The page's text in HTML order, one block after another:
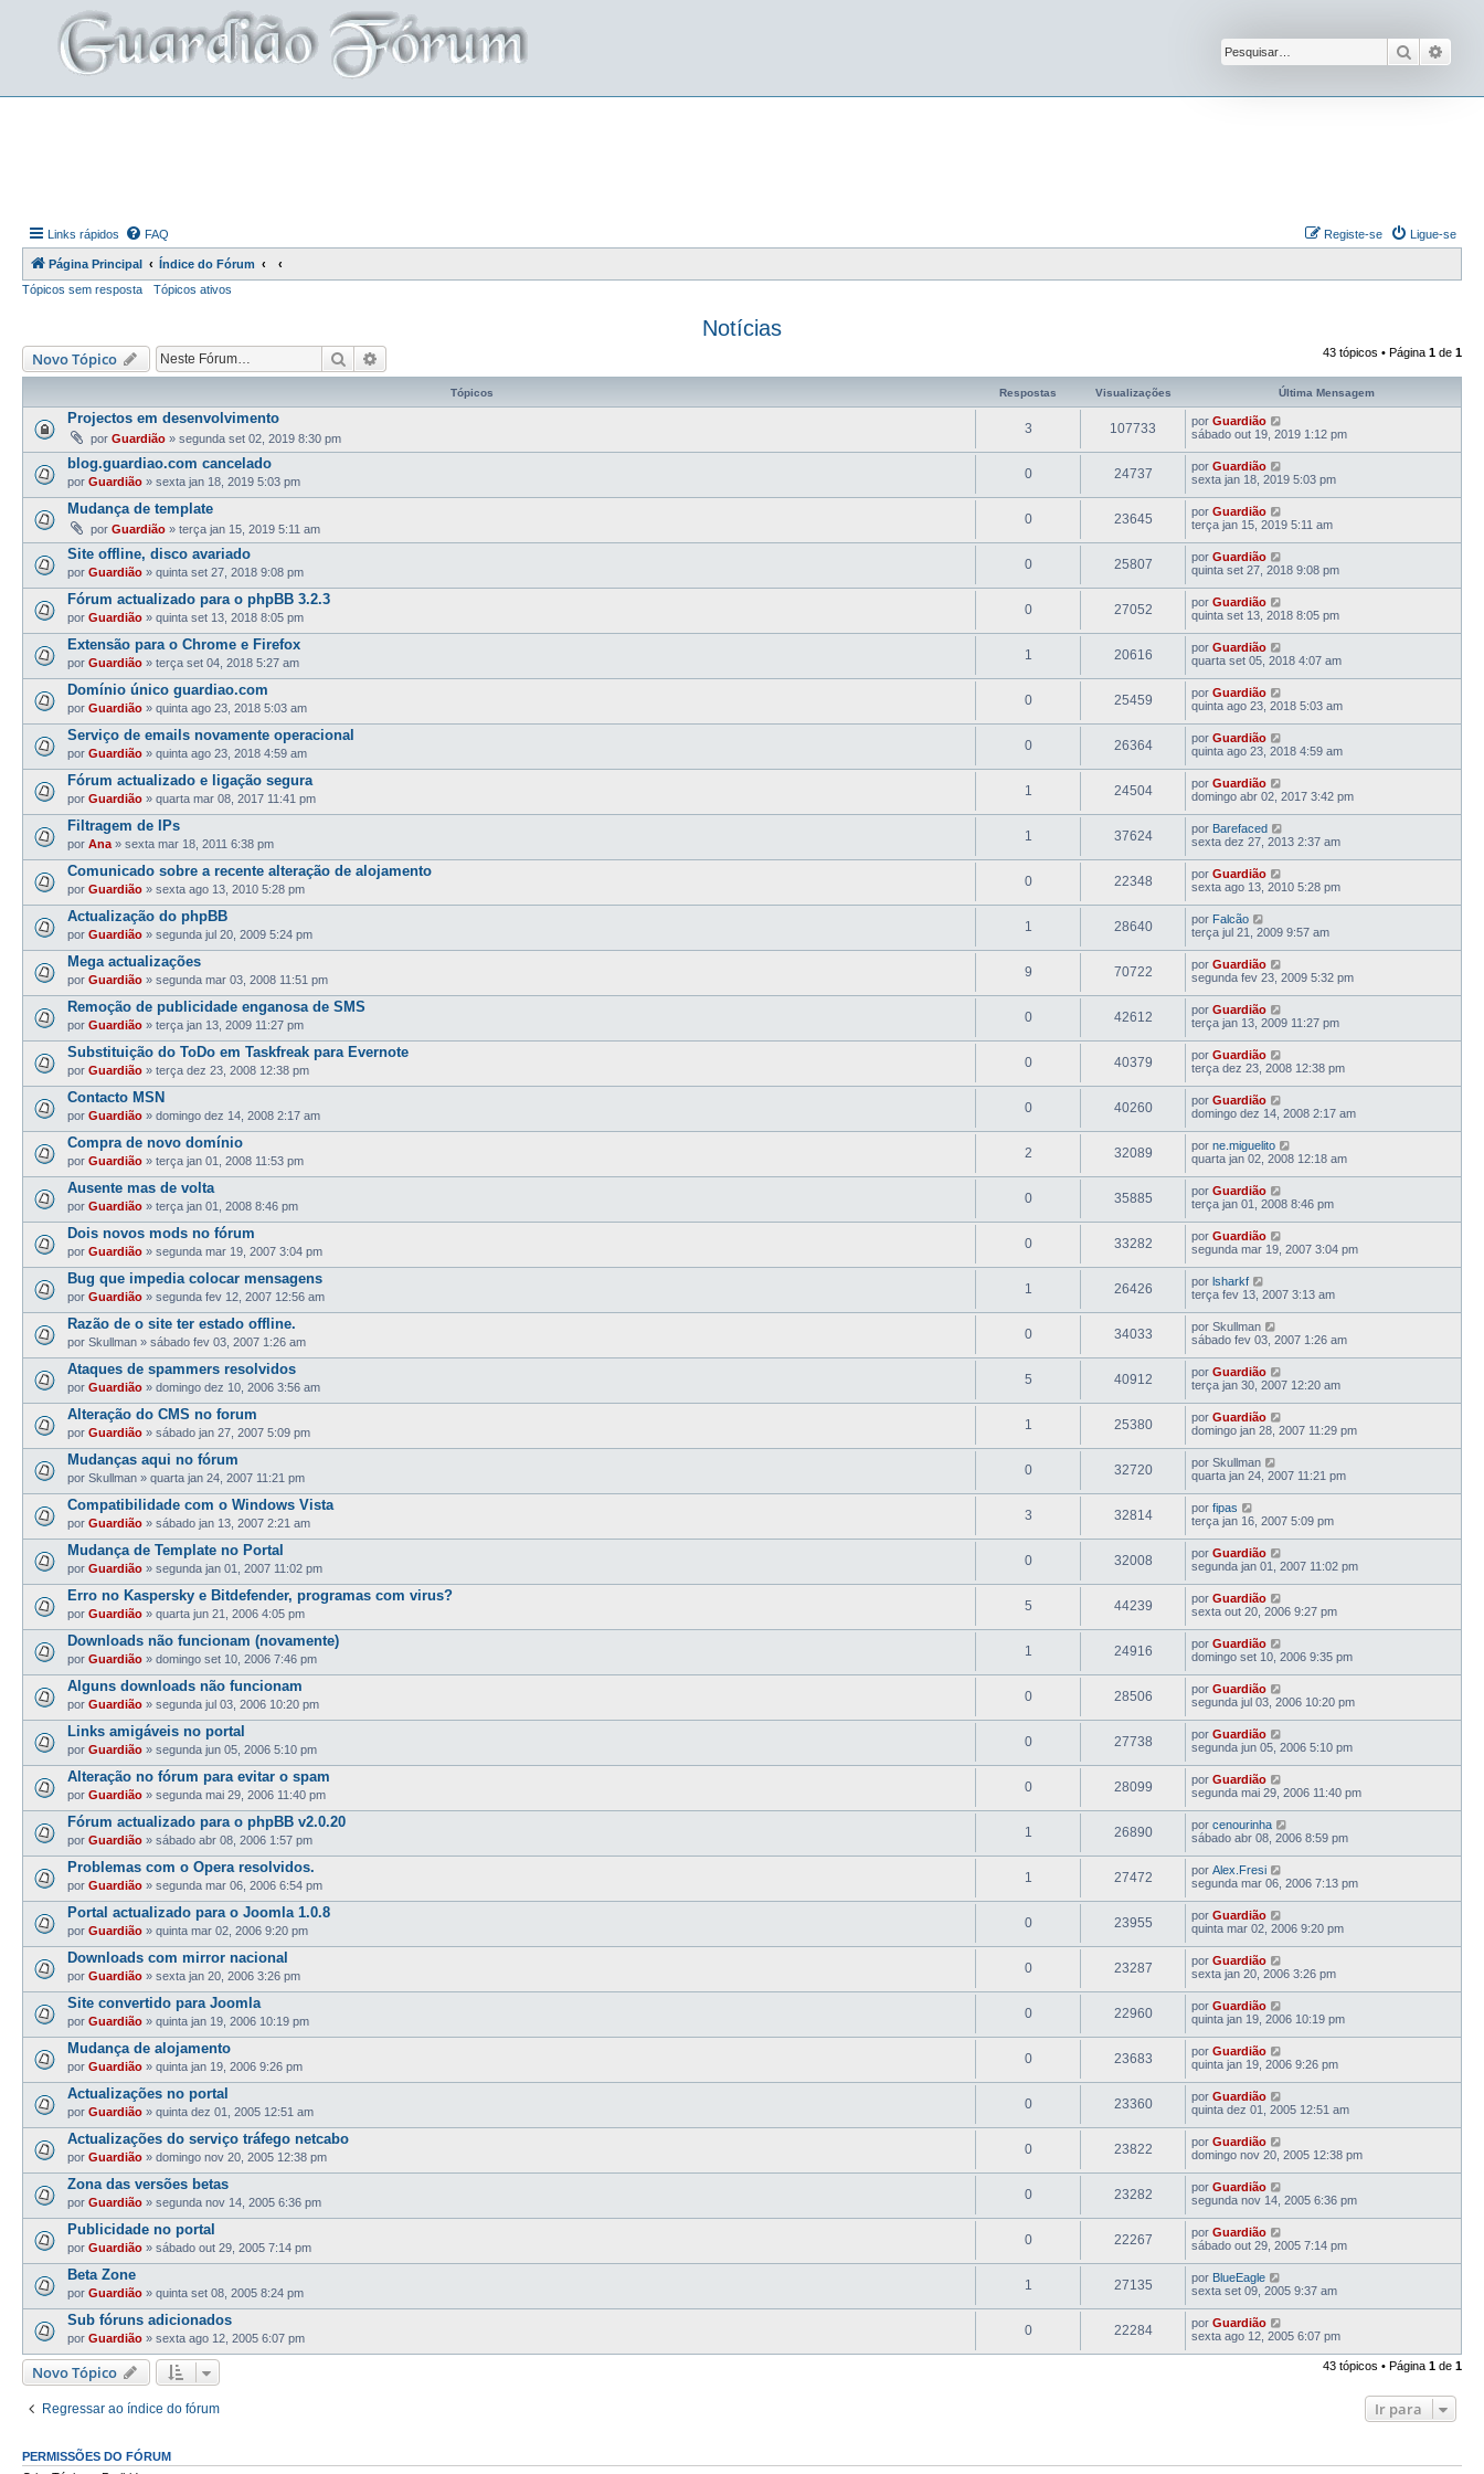
Pesquisar
Links rápidos FAQ Ligue-se
Registe-se
Página Principal
Índice do Fórum
Tópicos sem resposta
Tópicos ativos
Notícias
Novo Tópico Pesquisar 43 tópicos • Página 1 de 1
Tópicos Respostas Visualizações Última Mensagem
Projectos em desenvolvimento
por Guardião » segunda set 02, 2019 8:30 pm
3 107733 por Guardião
sábado out 19, 2019 1:12 pm
blog.guardiao.com cancelado
por Guardião » sexta jan 18, 2019 5:03 pm
0 24737 por Guardião
sexta jan 18, 2019 5:03 pm
Mudança de template
por Guardião » terça jan 15, 2019 5:11 am
0 23645 por Guardião
terça jan 15, 2019 5:11 am
Site offline, disco avariado
por Guardião » quinta set 27, 2018 9:08 pm
0 25807 por Guardião
quinta set 27, 2018 9:08 pm
Fórum actualizado para o phpBB 3.2.3
por Guardião » quinta set 13, 2018 8:05 pm
0 27052 por Guardião
quinta set 13, 2018 8:05 pm
Extensão para o Chrome e Firefox
por Guardião » terça set 04, 2018 5:27 am
1 20616 por Guardião
quarta set 05, 2018 4:07 am
Domínio único guardiao.com
por Guardião » quinta ago 23, 2018 5:03 am
0 25459 por Guardião
quinta ago 23, 2018 5:03 am
Serviço de emails novamente operacional
por Guardião » quinta ago 23, 2018 4:59 am
0 26364 por Guardião
quinta ago 23, 2018 4:59 am
Fórum actualizado e ligação segura
por Guardião » quarta mar 08, 2017 11:41 pm
1 24504 por Guardião
domingo abr 02, 2017 3:42 pm
Filtragem de IPs
por Ana » sexta mar 18, 2011 6:38 pm
1 37624 por Barefaced
sexta dez 27, 2013 2:37 am
Comunicado sobre a recente alteração de alojamento
por Guardião » sexta ago 13, 2010 5:28 pm
0 22348 por Guardião
sexta ago 13, 2010 5:28 pm
Actualização do phpBB
por Guardião » segunda jul 20, 2009 5:24 pm
1 28640 por Falcão
terça jul 21, 2009 9:57 am
Mega actualizações
por Guardião » segunda mar 03, 2008 11:51 pm
9 70722 por Guardião
segunda fev 23, 2009 5:32 pm
Remoção de publicidade enganosa de SMS
por Guardião » terça jan 13, 2009 11:27 pm
0 42612 por Guardião
terça jan 13, 2009 11:27 pm
Substituição do ToDo em Taskfreak para Evernote
por Guardião » terça dez 23, 2008 12:38 pm
0 40379 por Guardião
terça dez 23, 2008 12:38 pm
Contacto MSN
por Guardião » domingo dez 14, 2008 2:17 am
0 40260 por Guardião
domingo dez 14, 2008 2:17 am
Compra de novo domínio
por Guardião » terça jan 01, 2008 11:53 pm
2 32089 por ne.miguelito
quarta jan 02, 2008 12:18 am
Ausente mas de volta
por Guardião » terça jan 01, 2008 8:46 pm
0 35885 por Guardião
terça jan 01, 2008 8:46 pm
Dois novos mods no fórum
por Guardião » segunda mar 19, 2007 3:04 pm
0 33282 por Guardião
segunda mar 19, 2007 3:04 pm
Bug que impedia colocar mensagens
por Guardião » segunda fev 12, 2007 12:56 am
1 26426 por lsharkf
terça fev 13, 2007 3:13 am
Razão de o site ter estado offline.
por Skullman » sábado fev 03, 2007 1:26 am
0 34033 por Skullman
sábado fev 03, 2007 1:26 am
Ataques de spammers resolvidos
por Guardião » domingo dez 10, 2006 3:56 am
5 40912 por Guardião
terça jan 30, 2007 12:20 am
Alteração do CMS no forum
por Guardião » sábado jan 27, 2007 5:09 pm
1 25380 por Guardião
domingo jan 28, 2007 11:29 pm
Mudanças aqui no fórum
por Skullman » quarta jan 24, 2007 11:21 pm
0 32720 por Skullman
quarta jan 24, 2007 11:21 pm
Compatibilidade com o Windows Vista
por Guardião » sábado jan 13, 2007 2:21 am
3 32814 por fipas
terça jan 16, 2007 5:09 pm
Mudança de Template no Portal
por Guardião » segunda jan 01, 2007 11:02 pm
0 32008 por Guardião
segunda jan 01, 2007 11:02 pm
Erro no Kaspersky e Bitdefender, programas com virus?
por Guardião » quarta jun 21, 2006 4:05 pm
5 44239 por Guardião
sexta out 20, 2006 9:27 pm
Downloads não funcionam (novamente)
por Guardião » domingo set 10, 2006 7:46 pm
1 24916 por Guardião
domingo set 10, 2006 9:35 pm
Alguns downloads não funcionam
por Guardião » segunda jul 03, 2006 10:20 pm
0 28506 por Guardião
segunda jul 03, 2006 10:20 pm
Links amigáveis no portal
por Guardião » segunda jun 05, 2006 5:10 pm
0 27738 por Guardião
segunda jun 05, 2006 5:10 pm
Alteração no fórum para evitar o spam
por Guardião » segunda mai 29, 2006 11:40 pm
0 28099 por Guardião
segunda mai 29, 2006 11:40 pm
Fórum actualizado para o phpBB v2.0.20
por Guardião » sábado abr 08, 2006 1:57 pm
1 26890 por cenourinha
sábado abr 08, 2006 8:59 pm
Problemas com o Opera resolvidos.
por Guardião » segunda mar 06, 2006 6:54 pm
1 27472 por Alex.Fresi
segunda mar 06, 2006 7:13 pm
Portal actualizado para o Joomla 1.0.8
por Guardião » quinta mar 02, 2006 9:20 pm
0 23955 por Guardião
quinta mar 02, 2006 9:20 pm
Downloads com mirror nacional
por Guardião » sexta jan 20, 2006 3:26 pm
0 23287 por Guardião
sexta jan 20, 2006 3:26 pm
Site convertido para Joomla
por Guardião » quinta jan 19, 2006 10:19 pm
0 22960 por Guardião
quinta jan 19, 2006 10:19 pm
Mudança de alojamento
por Guardião » quinta jan 19, 2006 9:26 pm
0 23683 por Guardião
quinta jan 19, 2006 9:26 pm
Actualizações no portal
por Guardião » quinta dez 01, 2005 12:51 am
0 23360 por Guardião
quinta dez 01, 2005 12:51 am
Actualizações do serviço tráfego netcabo
por Guardião » domingo nov 20, 2005 12:38 pm
0 23822 por Guardião
domingo nov 20, 2005 12:38 pm
Zona das versões betas
por Guardião » segunda nov 14, 2005 6:36 pm
0 23282 por Guardião
segunda nov 14, 2005 6:36 pm
Publicidade no portal
por Guardião » sábado out 29, 2005 7:14 pm
0 22267 por Guardião
sábado out 29, 2005 7:14 pm
Beta Zone
por Guardião » quinta set 08, 2005 8:24 pm
1 27135 por BlueEagle
sexta set 09, 2005 9:37 am
Sub fóruns adicionados
por Guardião » sexta ago 12, 2005 6:07 pm
0 22284 por Guardião
sexta ago 12, 2005 6:07 pm
Novo Tópico 43 tópicos • Página 1 de 1
Regressar ao índice do fórum Ir para
PERMISSÕES DO FÓRUM